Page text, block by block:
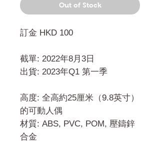
Out of Stock
訂金 HKD 100
截單: 2022年8月3日
出貨: 2023年Q1 第一季
高度: 全高約25厘米（9.8英寸）
的可動人偶
材質: ABS, PVC, POM, 壓鑄鋅
合金